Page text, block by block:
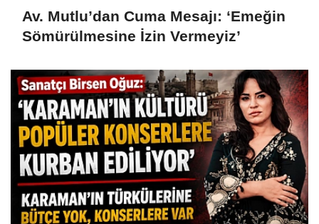
Av. Mutlu’dan Cuma Mesajı: ‘Emeğin
Sömürülmesine İzin Vermeyiz’